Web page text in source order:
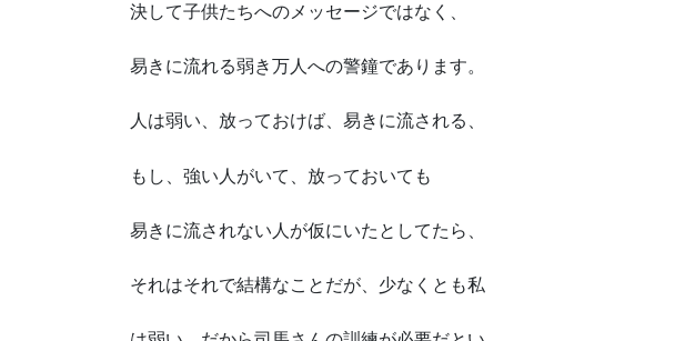
決して子供たちへのメッセージではなく、
易きに流れる弱き万人への警鐘であります。
人は弱い、放っておけば、易きに流される、
もし、強い人がいて、放っておいても
易きに流されない人が仮にいたとしてたら、
それはそれで結構なことだが、少なくとも私